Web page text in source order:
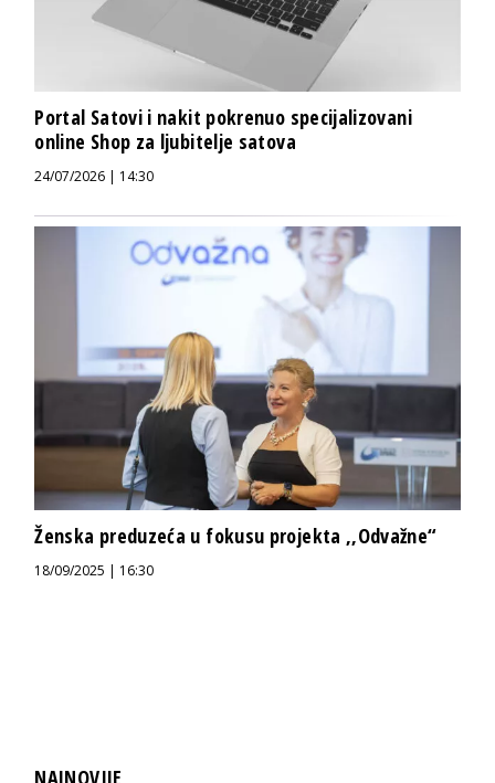
Portal Satovi i nakit pokrenuo specijalizovani
online Shop za ljubitelje satova
24/07/2026 | 14:30
Ženska preduzeća u fokusu projekta ,,Odvažne“
18/09/2025 | 16:30
NAJNOVIJE